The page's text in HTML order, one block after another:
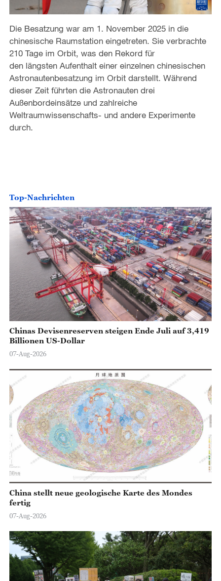
Die Besatzung war am 1. November 2025 in die
chinesische Raumstation eingetreten. Sie verbrachte
210 Tage im Orbit, was den Rekord für
den längsten Aufenthalt einer einzelnen chinesischen
Astronautenbesatzung im Orbit darstellt. Während
dieser Zeit führten die Astronauten drei
Außenbordeinsätze und zahlreiche
Weltraumwissenschafts- und andere Experimente
durch.
Top-Nachrichten
Chinas Devisenreserven steigen Ende Juli auf 3,419
Billionen US-Dollar
07-Aug-2026
China stellt neue geologische Karte des Mondes
fertig
07-Aug-2026